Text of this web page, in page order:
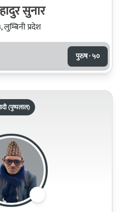
सुनार
प्रदेश
पुरुष · ५०
(पुष्पलाल)